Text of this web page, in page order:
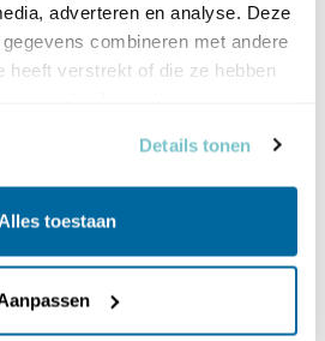
adverteren en analyse. Deze
combineren met andere
heeft verstrekt of die ze hebben
Details tonen
toestaan
april 2023, 23:50 |